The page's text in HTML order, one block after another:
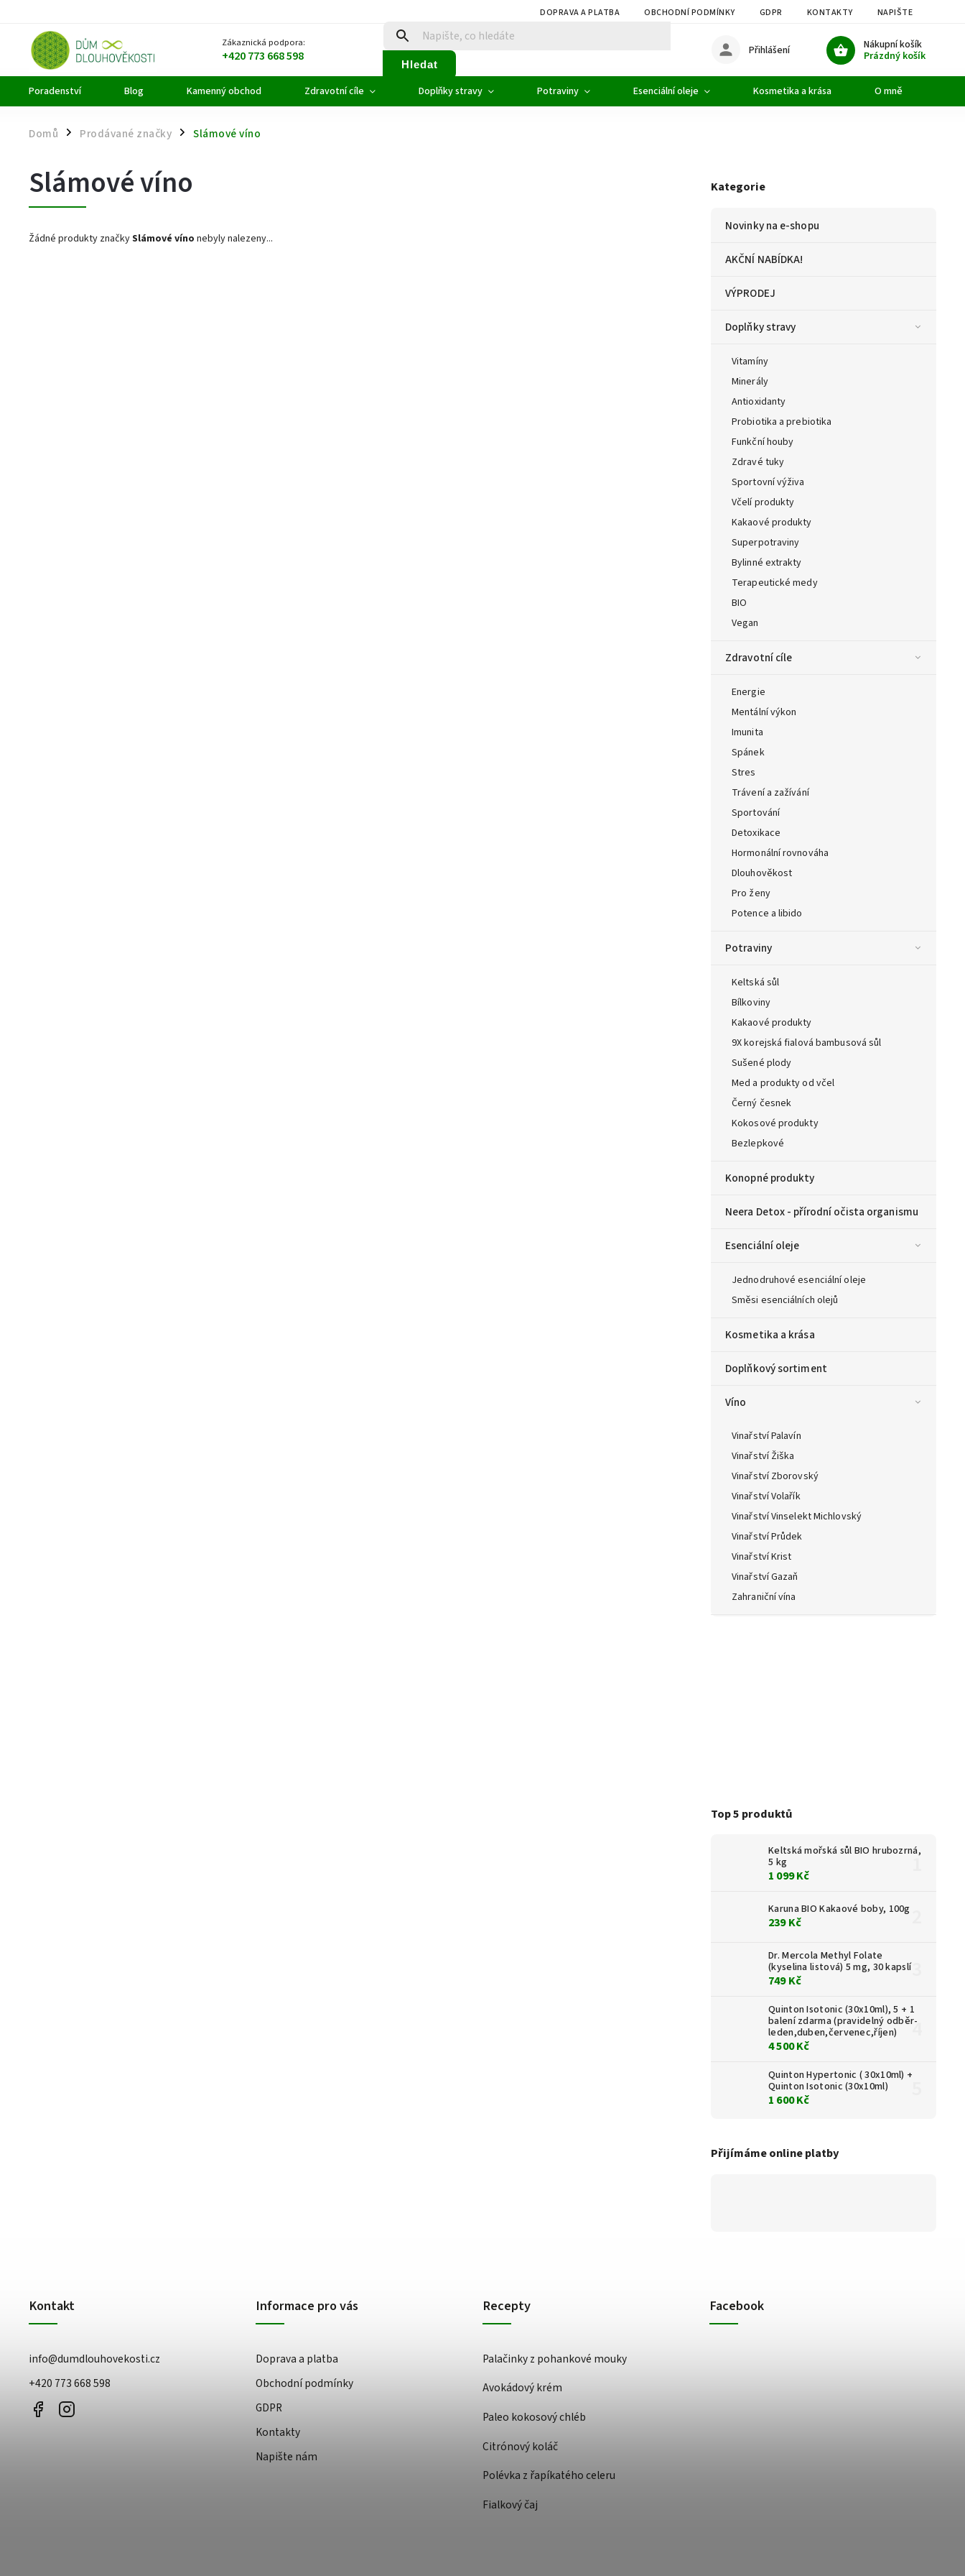
DOPRAVA A PLATBA OBCHODNÍ PODMÍNKY GDPR KONTAKTY NAPIŠTE NÁM
Zákaznická podpora:
+420 773 668 598 Hledat
Nákupní košík
Prázdný košík
Přihlášení
Poradenství Blog Kamenný obchod Zdravotní cíle Doplňky stravy Potraviny Esenciální oleje Kosmetika a krása O mně
Domů / Prodávané značky / Slámové víno
Kategorie
Novinky na e-shopu
AKČNÍ NABÍDKA!
VÝPRODEJ
Doplňky stravy
Vitamíny
Minerály
Antioxidanty
Probiotika a prebiotika
Funkční houby
Zdravé tuky
Sportovní výživa
Včelí produkty
Kakaové produkty
Superpotraviny
Bylinné extrakty
Terapeutické medy
BIO
Vegan
Zdravotní cíle
Energie
Mentální výkon
Imunita
Spánek
Stres
Trávení a zažívání
Sportování
Detoxikace
Hormonální rovnováha
Dlouhověkost
Pro ženy
Potence a libido
Potraviny
Keltská sůl
Bílkoviny
Kakaové produkty
9X korejská fialová bambusová sůl
Sušené plody
Med a produkty od včel
Černý česnek
Kokosové produkty
Bezlepkové
Konopné produkty
Neera Detox - přírodní očista organismu
Esenciální oleje
Jednodruhové esenciální oleje
Směsi esenciálních olejů
Kosmetika a krása
Doplňkový sortiment
Víno
Vinařství Palavín
Vinařství Žiška
Vinařství Zborovský
Vinařství Volařík
Vinařství Vinselekt Michlovský
Vinařství Průdek
Vinařství Krist
Vinařství Gazaň
Zahraniční vína
Top 5 produktů
Keltská mořská sůl BIO hrubozrná,
5 kg
1 099 Kč
Karuna BIO Kakaové boby, 100g
239 Kč
Dr. Mercola Methyl Folate
(kyselina listová) 5 mg, 30 kapslí
749 Kč
Quinton Isotonic (30x10ml), 5 + 1
balení zdarma (pravidelný odběr-
leden,duben,červenec,říjen)
4 500 Kč
Quinton Hypertonic ( 30x10ml) +
Quinton Isotonic (30x10ml)
1 600 Kč
Přijímáme online platby
Slámové víno
Žádné produkty značkySlámové víno nebyly nalezeny...
Kontakt
info@dumdlouhovekosti.cz
+420 773 668 598
Informace pro vás
Doprava a platba
Obchodní podmínky
GDPR
Kontakty
Napište nám
Recepty
Palačinky z pohankové mouky
Avokádový krém
Paleo kokosový chléb
Citrónový koláč
Polévka z řapíkatého celeru
Fialkový čaj
Facebook